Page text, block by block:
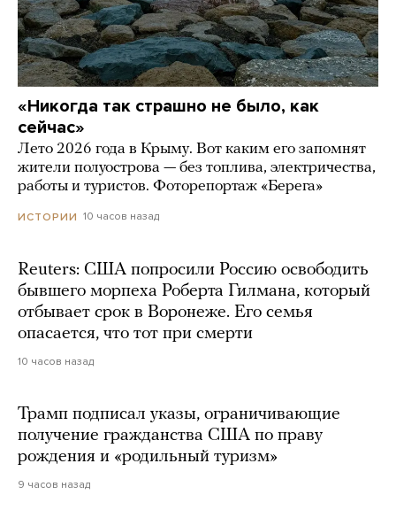
«Никогда так страшно не было, как
сейчас»
Лето 2026 года в Крыму. Вот каким его запомнят
жители полуострова — без топлива, электричества,
работы и туристов. Фоторепортаж «Берега»
ИСТОРИИ 10 часов назад
Reuters: США попросили Россию освободить
бывшего морпеха Роберта Гилмана, который
отбывает срок в Воронеже. Его семья
опасается, что тот при смерти
10 часов назад
Трамп подписал указы, ограничивающие
получение гражданства США по праву
рождения и «родильный туризм»
9 часов назад